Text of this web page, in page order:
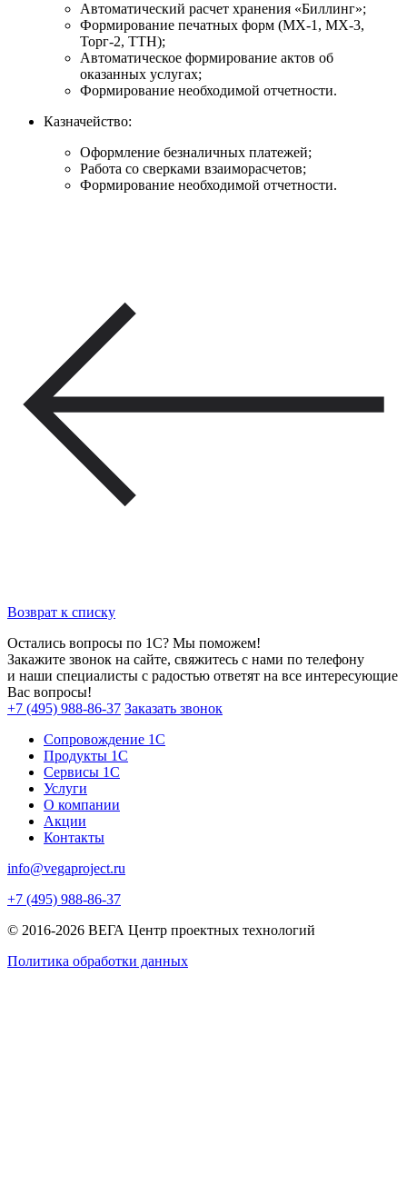
Автоматический расчет хранения «Биллинг»;
Формирование печатных форм (МХ-1, МХ-3,
Торг-2, ТТН);
Автоматическое формирование актов об
оказанных услугах;
Формирование необходимой отчетности.
Казначейство:
Оформление безналичных платежей;
Работа со сверками взаиморасчетов;
Формирование необходимой отчетности.
Возврат к списку
Остались вопросы по 1С? Мы поможем!
Закажите звонок на сайте, свяжитесь с нами по телефону
и наши специалисты с радостью ответят на все интересующие
Вас вопросы!
+7 (495) 988-86-37 Заказать звонок
Сопровождение 1С
Продукты 1С
Сервисы 1С
Услуги
О компании
Акции
Контакты
info@vegaproject.ru
+7 (495) 988-86-37
© 2016-2026 ВЕГА Центр проектных технологий
Политика обработки данных